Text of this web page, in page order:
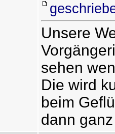
Unsere
sehen
Die wird
beim
dann